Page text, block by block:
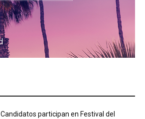
Candidatos participan en Festival del